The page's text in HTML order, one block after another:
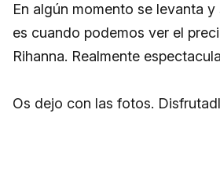
En algún momento se levanta
es cuando podemos ver el
Rihanna. Realmente
Os dejo con las fotos.